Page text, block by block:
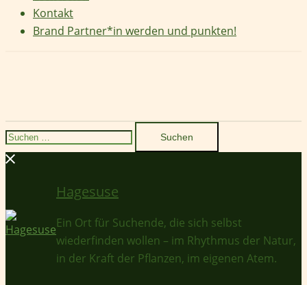
Kontakt
Brand Partner*in werden und punkten!
Suchen
nach:
Hagesuse
Ein Ort für Suchende, die sich selbst
wiederfinden wollen – im Rhythmus der Natur,
in der Kraft der Pflanzen, im eigenen Atem.